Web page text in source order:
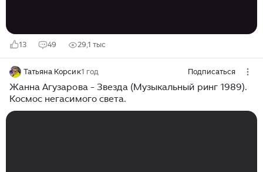
13 49 29,1 тыс
Татьяна Корсик1 год Подписаться
Жанна Агузарова - Звезда (Музыкальный ринг 1989).
Космос негасимого света.